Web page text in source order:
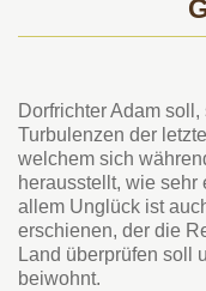
Dorfrichter Adam
Turbulenzen der
welchem sich
herausstellt, wie sehr
allem Unglück ist
erschienen, der die
Land überprüfen soll
beiwohnt.